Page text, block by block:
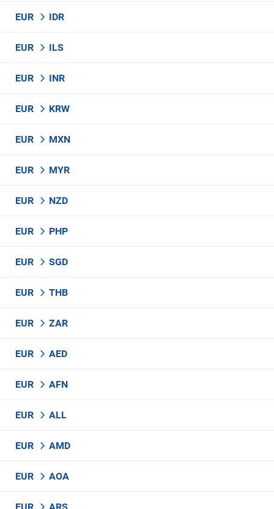
EUR IDR
EUR ILS
EUR INR
EUR KRW
EUR MXN
EUR MYR
EUR NZD
EUR PHP
EUR SGD
EUR THB
EUR ZAR
EUR AED
EUR AFN
EUR ALL
EUR AMD
EUR AOA